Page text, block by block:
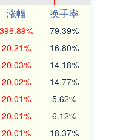
涨幅
换手率
396.89% 79.39%
20.21% 16.80%
20.03% 14.18%
20.02% 14.77%
20.01% 5.62%
20.01% 6.12%
20.01% 18.37%